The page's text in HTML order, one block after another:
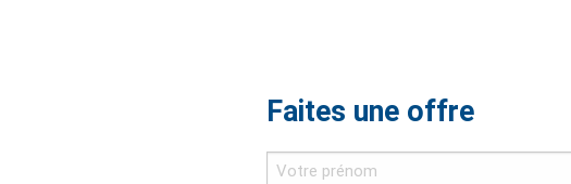
Faites une offre